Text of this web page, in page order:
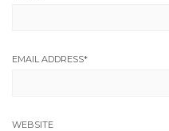
EMAIL ADDRESS*
WEBSITE